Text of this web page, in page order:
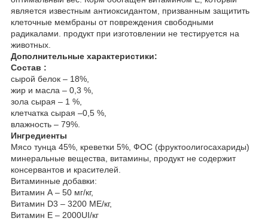
является известным антиоксидантом, призванным защитить
клеточные мембраны от повреждения свободными
радикалами. продукт при изготовлении не тестируется на
животных.
Дополнительные характеристики:
Состав :
сырой белок – 18%,
жир и масла – 0,3 %,
зола сырая – 1 %,
клетчатка сырая –0,5 %,
влажность – 79%.
Ингредиенты
Мясо тунца 45%, креветки 5%, ФОС (фруктоолигосахариды)
минеральные вещества, витамины, продукт не содержит
консервантов и красителей.
Витаминные добавки:
Витамин А – 50 мг/кг,
Витамин D3 – 3200 МЕ/кг,
Витамин Е – 2000UI/кг